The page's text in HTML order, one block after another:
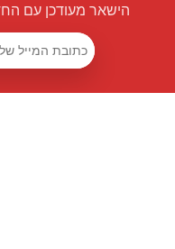
הישאר מעודכן עם